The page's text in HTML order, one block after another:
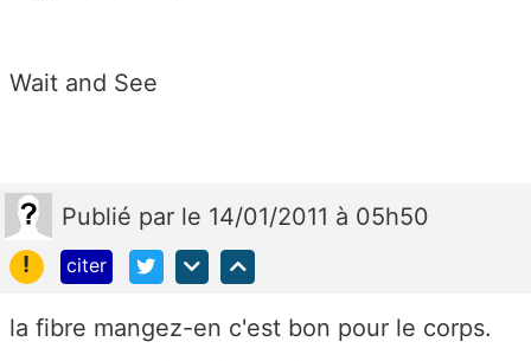
Wait and See
Publié par le 14/01/2011 à 05h50
!
citer
la fibre mangez-en c'est bon pour le corps.